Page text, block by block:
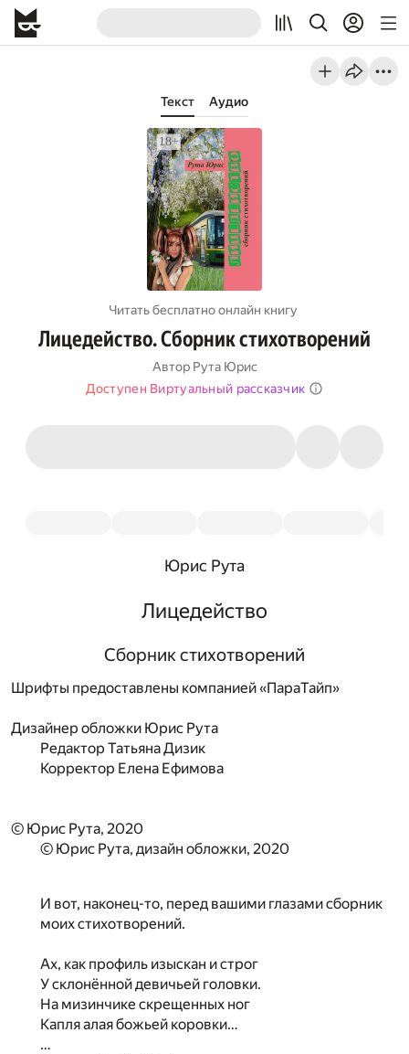
Текст Аудио
Читать бесплатно онлайн книгу
Лицедейство. Сборник стихотворений
Автор Рута Юрис
Доступен Виртуальный рассказчик
Юрис Рута
Лицедейство
Сборник стихотворений
Шрифты предоставлены компанией «ПараТайп»
Дизайнер обложки Юрис Рута
Редактор Татьяна Дизик
Корректор Елена Ефимова
© Юрис Рута, 2020
© Юрис Рута, дизайн обложки, 2020
И вот, наконец-то, перед вашими глазами сборник
моих стихотворений.
Ах, как профиль изыскан и строг
У склонённой девичьей головки.
На мизинчике скрещенных ног
Капля алая божьей коровки…
…⠀